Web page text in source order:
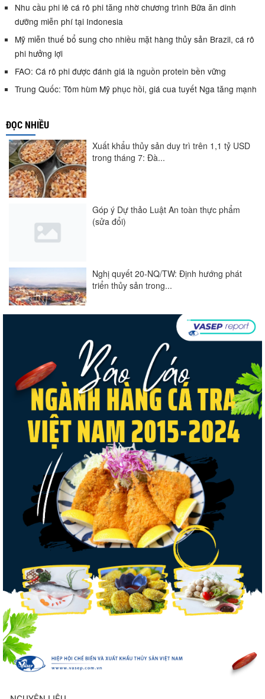
Nhu cầu phi lê cá rô phi tăng nhờ chương trình Bữa ăn dinh
dưỡng miễn phí tại Indonesia
Mỹ miễn thuế bổ sung cho nhiều mặt hàng thủy sản Brazil, cá rô
phi hưởng lợi
FAO: Cá rô phi được đánh giá là nguồn protein bền vững
Trung Quốc: Tôm hùm Mỹ phục hồi, giá cua tuyết Nga tăng mạnh
ĐỌC NHIỀU
Xuất khẩu thủy sản duy trì trên 1,1 tỷ USD
trong tháng 7: Đà...
Góp ý Dự thảo Luật An toàn thực phẩm
(sửa đổi)
Nghị quyết 20-NQ/TW: Định hướng phát
triển thủy sản trong...
Thuế Mục 301 và bài toán thích ứng của
tôm Việt tại thị...
Nguồn cung giảm, giá cá rô phi Trung
Quốc tiếp tục tăng
Điểm tin thủy sản thế giới ngày 3/8/2026
Trung Quốc tăng mạnh nhập khẩu mực,
trong khi nguồn cung...
Thông báo 407/TB-VPCP: Tập trung cao
độ, tạo chuyển biến...
Còn chưa đầy 3 tuần đến Vietfish 2026:
Sẵn sàng cho chuỗi...